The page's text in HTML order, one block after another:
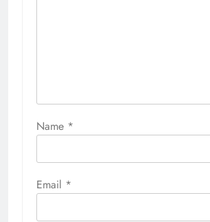
Name *
Email *